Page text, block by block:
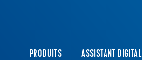
PRODUITS ASSISTANT DIGITAL